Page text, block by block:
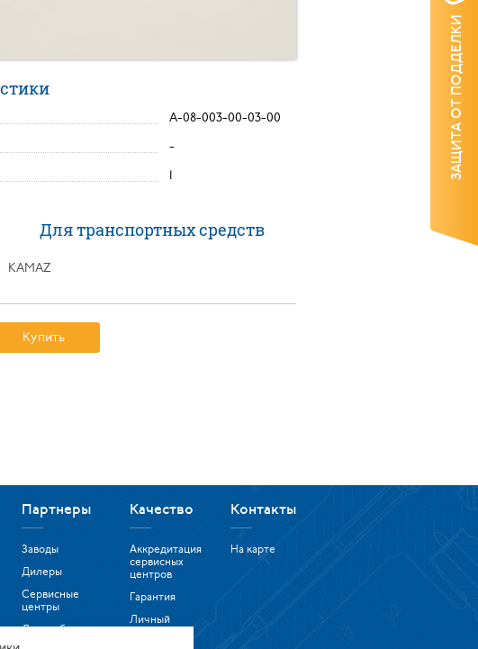
А-08-003-00-03-00
-
1
Для транспортных средств
KAMAZ
Купить
Партнеры
Заводы
Дилеры
Сервисные
центры
Дистрибьюторы
Качество
Аккредитация
сервисных
центров
Гарантия
Личный
Контакты
На карте
ЗАЩИТА ОТ ПОДДЕЛКИ